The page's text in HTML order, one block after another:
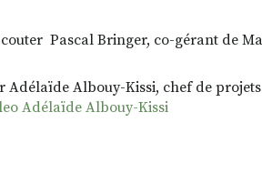
Pascal Bringer, co-gérant de
Adélaïde Albouy-Kissi, chef de
Adélaïde Albouy-Kissi